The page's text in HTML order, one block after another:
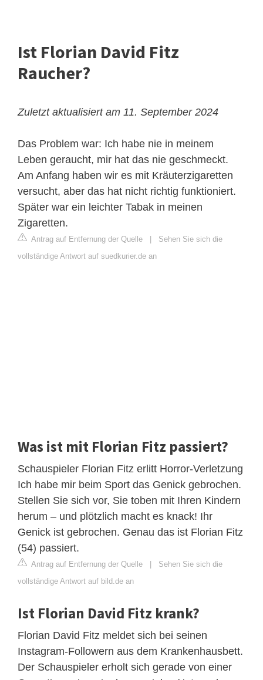
Ist Florian David Fitz
Raucher?
Zuletzt aktualisiert am 11. September 2024
Das Problem war: Ich habe nie in meinem
Leben geraucht, mir hat das nie geschmeckt.
Am Anfang haben wir es mit Kräuterzigaretten
versucht, aber das hat nicht richtig funktioniert.
Später war ein leichter Tabak in meinen
Zigaretten.
Antrag auf Entfernung der Quelle
Sehen Sie sich die
vollständige Antwort auf suedkurier.de an
Was ist mit Florian Fitz passiert?
Schauspieler Florian Fitz erlitt Horror-Verletzung
Ich habe mir beim Sport das Genick gebrochen.
Stellen Sie sich vor, Sie toben mit Ihren Kindern
herum – und plötzlich macht es knack! Ihr
Genick ist gebrochen. Genau das ist Florian Fitz
(54) passiert.
Antrag auf Entfernung der Quelle
Sehen Sie sich die
vollständige Antwort auf bild.de an
Ist Florian David Fitz krank?
Florian David Fitz meldet sich bei seinen
Instagram-Followern aus dem Krankenhausbett.
Der Schauspieler erholt sich gerade von einer